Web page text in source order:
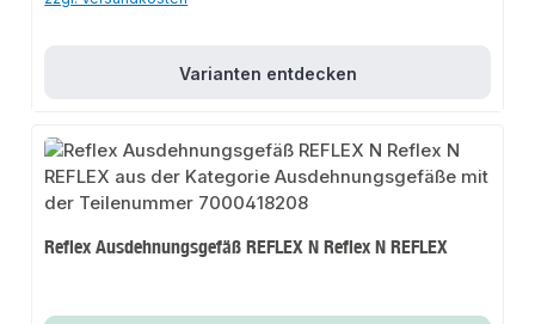
Varianten entdecken
Reflex Ausdehnungsgefäß REFLEX N Reflex N REFLEX